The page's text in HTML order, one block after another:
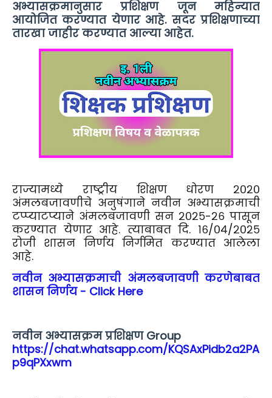
अभ्यासक्रमानुसार प्रशिक्षण जून महिन्यात
आयोजित करण्यात येणार आहे. सदर प्रशिक्षणाच्या
तारखा जाहीर करण्यात आल्या आहेत.
राज्यामध्ये राष्ट्रीय शिक्षण धोरण २०२०
अंमलबजावणीचे अनुषंगाने नवीन अभ्यासक्रमाची
टप्प्याटप्याने अंमलबजावणी सन २०२५-२६ पासून
करण्यात येणार आहे. त्याबाबत दि. १६/०४/२०२५
रोजी शासन निर्णय निर्गमित करण्यात आलेला
आहे.
नवीन अभ्यासक्रमाची अंमलबजावणी करणेबाबत
शासन निर्णय - Click Here
नवीन अभ्यासक्रम प्रशिक्षण Group
https://chat.whatsapp.com/KQSAxPidb2a2PA
p9qPXxwm